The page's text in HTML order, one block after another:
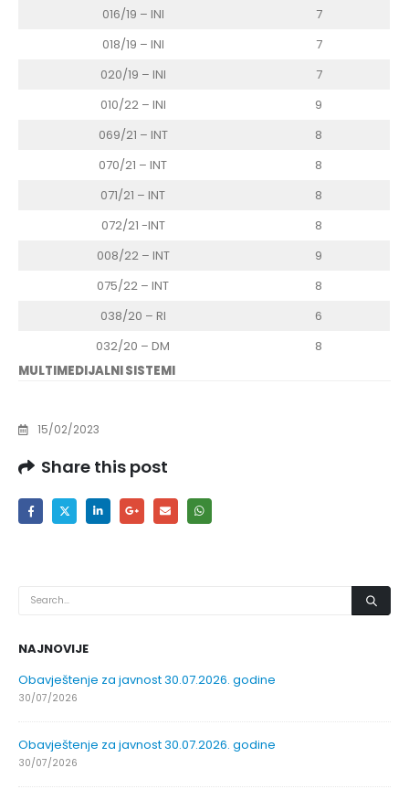
016/19 – INI
7
018/19 – INI
7
020/19 – INI
7
010/22 – INI
9
069/21 – INT
8
070/21 – INT
8
071/21 – INT
8
072/21 -INT
8
008/22 – INT
9
075/22 – INT
8
038/20 – RI
6
032/20 – DM
8
MULTIMEDIJALNI SISTEMI
15/02/2023
Share this post
NAJNOVIJE
Obavještenje za javnost 30.07.2026. godine
30/07/2026
Obavještenje za javnost 30.07.2026. godine
30/07/2026